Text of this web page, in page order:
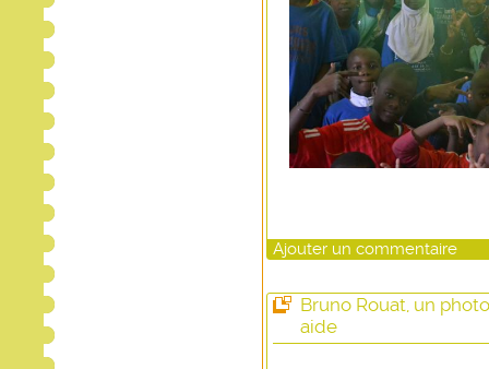
Ajouter un commentaire
Bruno Rouat, un
aide